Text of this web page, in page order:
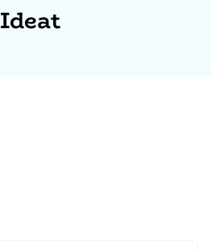
Ideat